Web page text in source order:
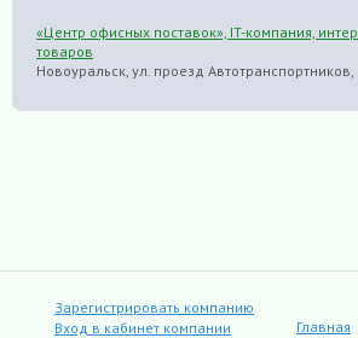
«Центр офисных поставок», IT-компания,
товаров
Новоуральск, ул. проезд Автотранспортников,
Зарегистрировать компанию
Вход в кабинет компании
Главная